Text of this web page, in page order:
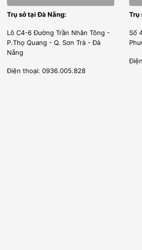
Trụ sở tại Đà Nẵng:
Lô C4-6 Đường Trần Nhân Tông -
P.Thọ Quang - Q. Sơn Trà - Đà
Nẵng
Điện thoại: 0936.005.828
Trụ
Số